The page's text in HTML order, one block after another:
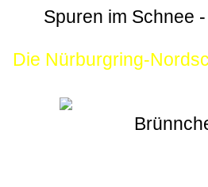
Spuren im Schnee
Die Nürburgring-